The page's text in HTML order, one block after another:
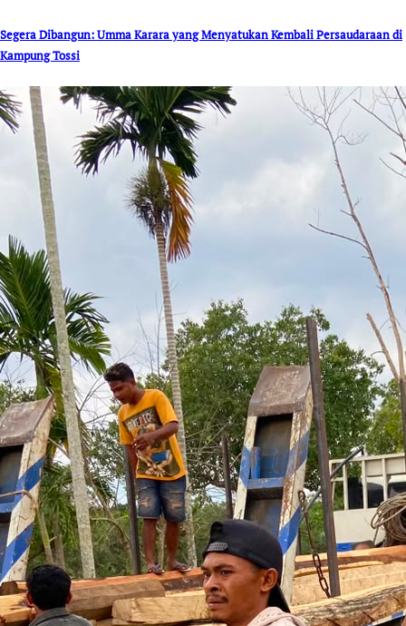
Segera Dibangun: Umma Karara yang Menyatukan Kembali Persaudaraan di
Kampung Tossi